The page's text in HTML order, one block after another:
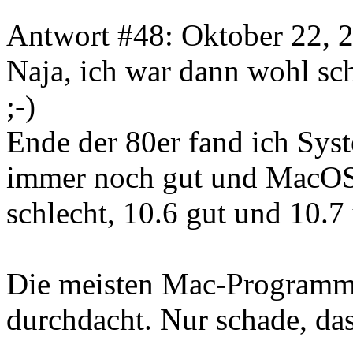
Antwort #48: Oktober 22,
Naja, ich war dann wohl
;-)
Ende der 80er fand ich
immer noch gut und
schlecht, 10.6 gut und 10.7
Die meisten Mac-
durchdacht. Nur schade,